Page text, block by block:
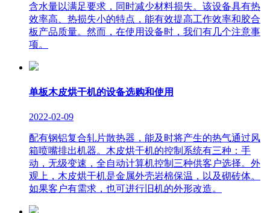
含水量以满足要求，同时减少材料损失。该设备具有热
效率高、热损失小的特点，能有效提高工作效率和胶合
板产品质量。然而，在使用设备时，我们有几个注意事
项。
单板木皮烘干机的设备选购和使用
2022-02-09
配有钢铝复合轧片散热器，能及时将产生的热气通过风
箱喷嘴排出机器。木皮烘干机的控制系统有三种：手
动，无级变速，全自动计算机控制三种供客户选择。外
观上，木皮烘干机是金属外壳岩棉保温，以及砌砖体。
如果客户有需求，也可进行旧机的外形改造。